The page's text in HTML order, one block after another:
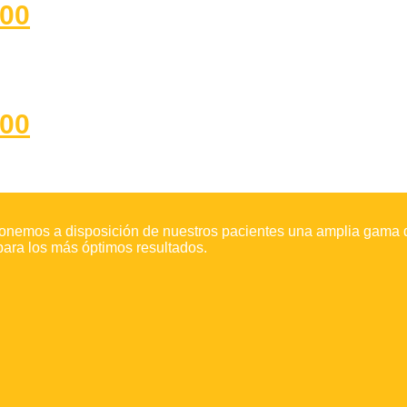
a disposición de nuestros pacientes una amplia
los más óptimos resultados.